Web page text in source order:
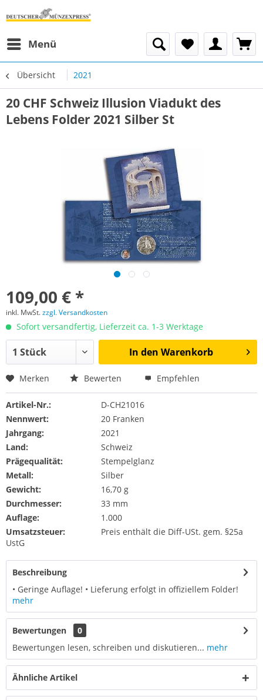
Menü
Übersicht 2021
20 CHF Schweiz Illusion Viadukt des
Lebens Folder 2021 Silber St
109,00 € *
inkl. MwSt.zzgl. Versandkosten
Sofort versandfertig, Lieferzeit ca. 1-3 Werktage
In den Warenkorb
Merken Bewerten Empfehlen
Artikel-Nr.:
D-CH21016
Nennwert:
20 Franken
Jahrgang:
2021
Land:
Schweiz
Prägequalität:
Stempelglanz
Metall:
Silber
Gewicht:
16,70 g
Durchmesser:
33 mm
Auflage:
1.000
Umsatzsteuer:
Preis enthält die Diff-USt. gem. §25a
UstG
Beschreibung
• Geringe Auflage! • Lieferung erfolgt in offiziellem Folder!
mehr
Bewertungen
0
Bewertungen lesen, schreiben und diskutieren... mehr
Ähnliche Artikel